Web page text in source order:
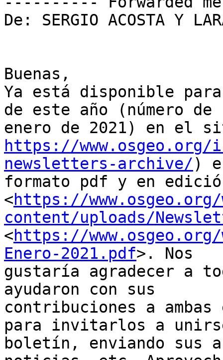
De: SERGIO ACOSTA Y
Buenas,
Ya está disponible
de este año (número de
https://
newsletters-archive/)
formato pdf y en
<https://www.osgeo.org/
content/uploads/
<https://
Enero-2021.pdf>. Nos
gustaría agradecer a
ayudaron con sus
contribuciones a ambas
para invitarlos a
boletín, enviando sus